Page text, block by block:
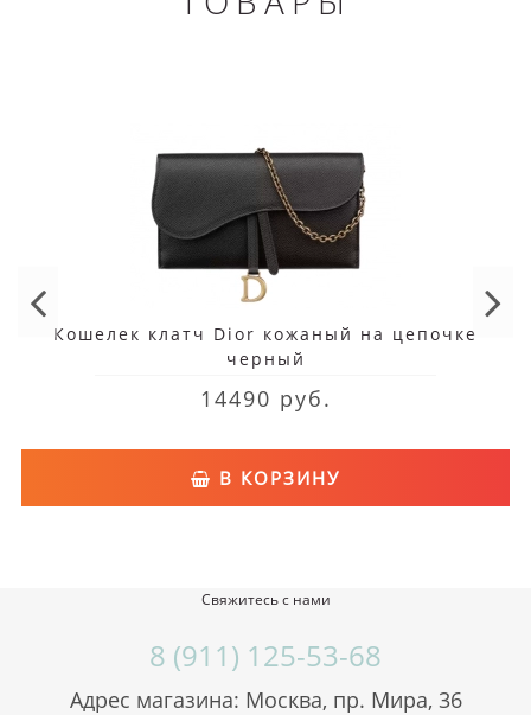
Кошелек клатч Dior кожаный на цепочке
черный
14490 руб.
В КОРЗИНУ
Свяжитесь с нами
8 (911) 125-53-68
Адрес магазина: Москва, пр. Мира, 36